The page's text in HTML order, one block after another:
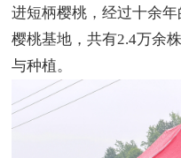
进短柄樱桃，经过十余
樱桃基地，共有2.4万余
与种植。